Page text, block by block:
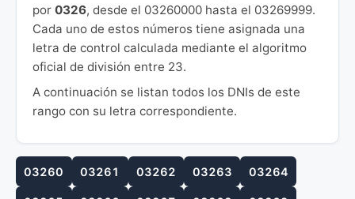
por 0326, desde el 03260000 hasta el 03269999.
Cada uno de estos números tiene asignada una
letra de control calculada mediante el algoritmo
oficial de división entre 23.
A continuación se listan todos los DNIs de este
rango con su letra correspondiente.
03260 03261 03262 03263 03264